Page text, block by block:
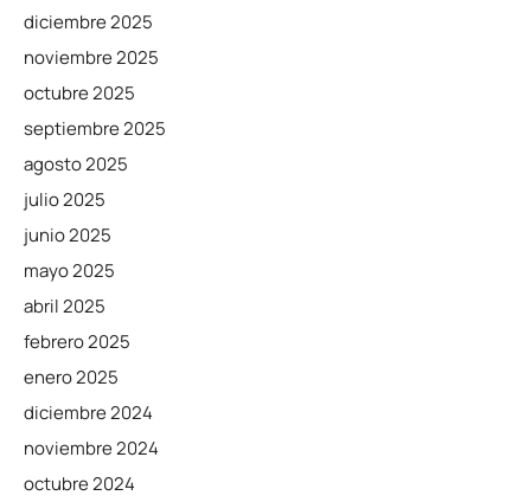
diciembre 2025
noviembre 2025
octubre 2025
septiembre 2025
agosto 2025
julio 2025
junio 2025
mayo 2025
abril 2025
febrero 2025
enero 2025
diciembre 2024
noviembre 2024
octubre 2024